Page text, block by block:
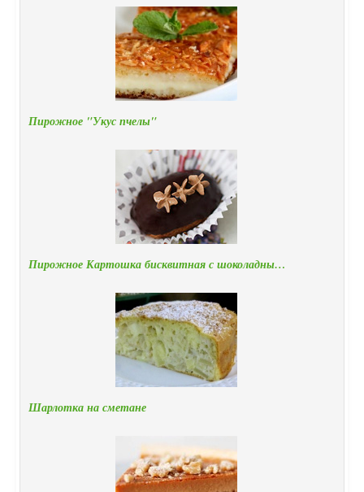
Пирожное "Укус пчелы"
Пирожное Картошка бисквитная с шоколадны…
Шарлотка на сметане